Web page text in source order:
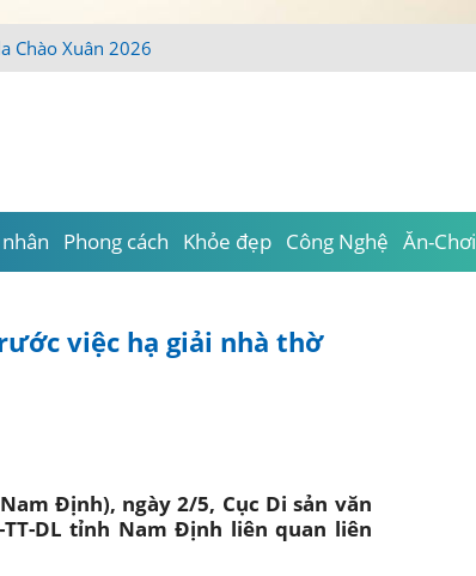
Phong cách Khỏe đẹp Công Nghệ Ăn-Chơi
việc hạ giải nhà thờ
Định), ngày 2/5, Cục Di sản văn
TT-DL tỉnh Nam Định liên quan liên